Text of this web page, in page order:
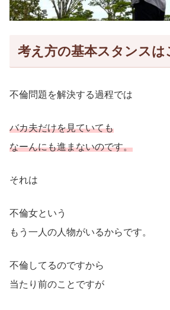
考え方の基本スタンスは
不倫問題を解決する過程では
バカ夫だけを見ていても
なーんにも進まないのです。
それは
不倫女という
もう一人の人物がいるからです。
不倫してるのですから
当たり前のことですが